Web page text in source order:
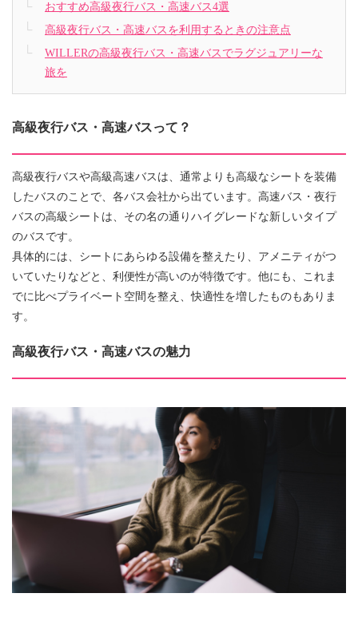
おすすめ高級夜行バス・高速バス4選
高級夜行バス・高速バスを利用するときの注意点
WILLERの高級夜行バス・高速バスでラグジュアリーな
旅を
高級夜行バス・高速バスって？
高級夜行バスや高級高速バスは、通常よりも高級なシートを装備
したバスのことで、各バス会社から出ています。高速バス・夜行
バスの高級シートは、その名の通りハイグレードな新しいタイプ
のバスです。
具体的には、シートにあらゆる設備を整えたり、アメニティがつ
いていたりなどと、利便性が高いのが特徴です。他にも、これま
でに比べプライベート空間を整え、快適性を増したものもありま
す。
高級夜行バス・高速バスの魅力